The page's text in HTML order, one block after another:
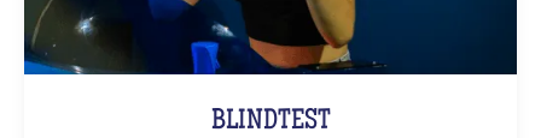
BLINDTEST